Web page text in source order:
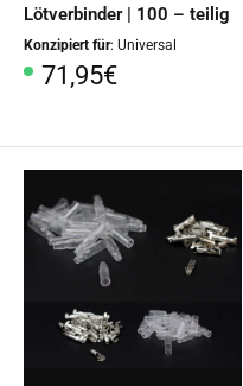
Lötverbinder | 100 – teilig
Konzipiert für: Universal
Sonderpreis
71,95€